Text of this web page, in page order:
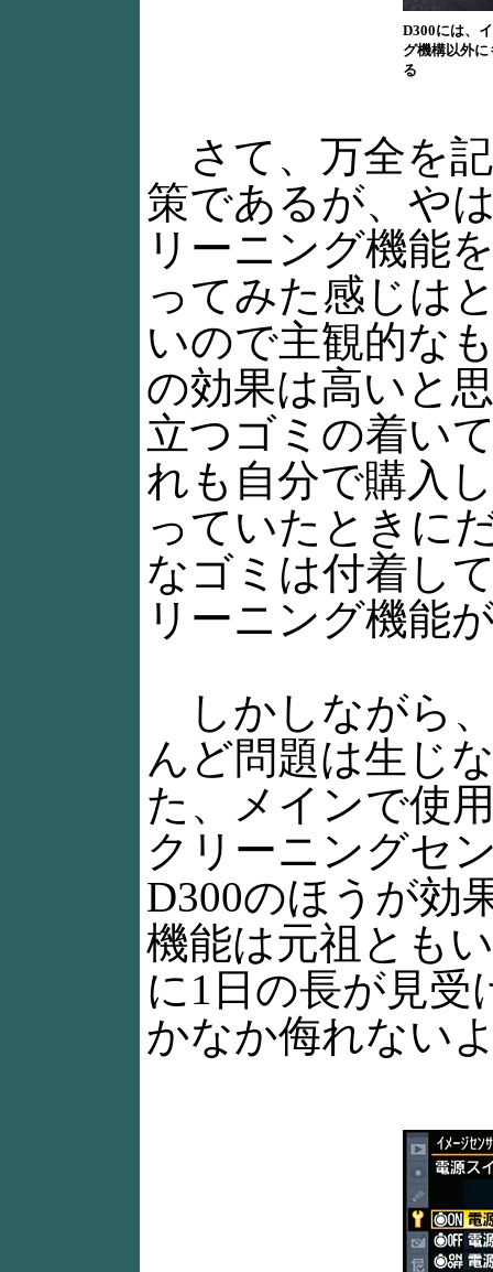
D300には、
グ機構以外
る
さて、万全を
策であるが、や
リーニング機能
ってみた感じは
いので主観的な
の効果は高いと
立つゴミの着い
れも自分で購入
っていたときに
なゴミは付着し
リーニング機能
しかしながら
んど問題は生じ
た、メインで使
クリーニングセ
D300のほうが効
機能は元祖とも
に1日の長が見
かなか侮れない